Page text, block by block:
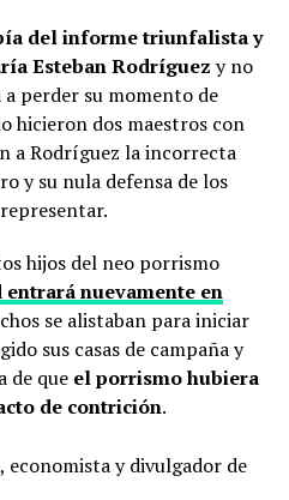
del informe triunfalista y
Esteban Rodríguez y no
perder su momento de
hicieron dos maestros con
a Rodríguez la incorrecta
y su nula defensa de los
hijos del neo porrismo
nuevamente en
se alistaban para iniciar
sus casas de campaña y
de que el porrismo hubiera
de contrición.
y divulgador de